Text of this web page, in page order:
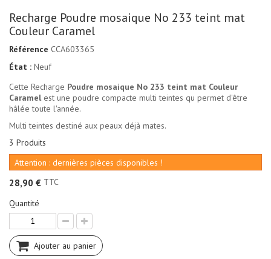
Recharge Poudre mosaique No 233 teint mat
Couleur Caramel
Référence CCA603365
État : Neuf
Cette Recharge Poudre mosaique No 233 teint mat Couleur
Caramelest une poudre compacte multi teintes qu permet d'être
hâlée toute l'année.
Multi teintes destiné aux peaux déjà mates.
3 Produits
Attention : dernières pièces disponibles !
28,90 € TTC
Quantité
Ajouter au panier